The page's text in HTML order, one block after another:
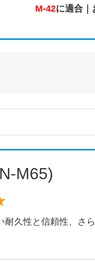
M-42に適合｜
M65)
耐久性と信頼性、さ